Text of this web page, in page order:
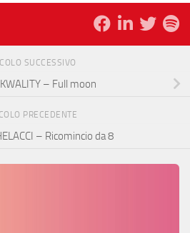
SUCCESSIVO
– Full moon
PRECEDENTE
– Ricomincio da 8